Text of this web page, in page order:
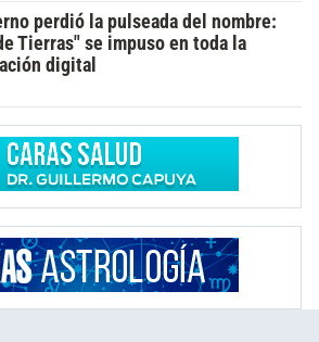
perdió la pulseada del nombre:
Tierras" se impuso en toda la
digital